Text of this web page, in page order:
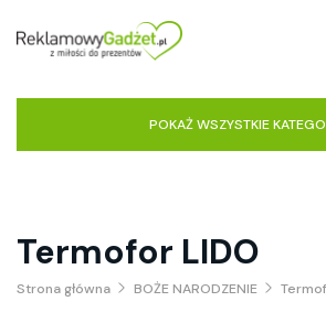
POKAŻ WSZYSTKIE
Termofor LIDO
Strona główna BOŻE NARODZENIE